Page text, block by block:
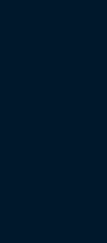
laktóz
az ambroxol
orrban,
Ambroxol-
Feltétlenül
Az Ambroxol-TEVA
tüdőszövetbe való
Az Ambroxol-TEVA